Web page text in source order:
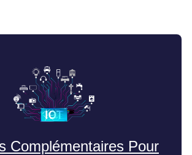
Complémentaires Pour